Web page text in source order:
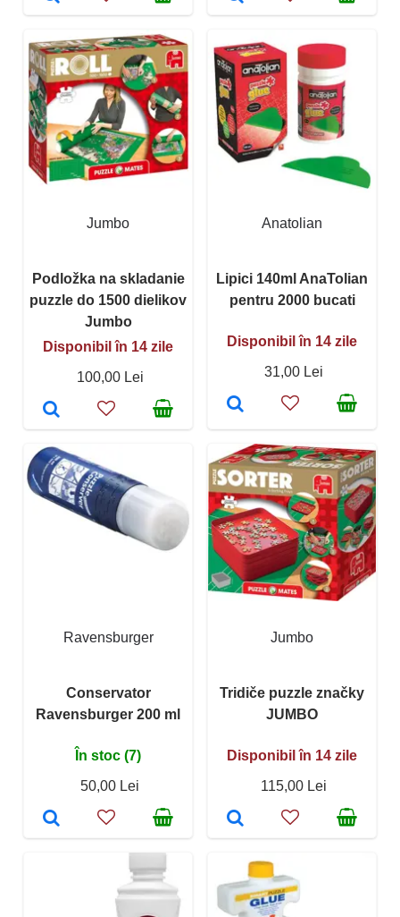
Jumbo
Podložka na skladanie
puzzle do 1500 dielikov
Jumbo
Disponibil în 14 zile
100,00 Lei
Anatolian
Lipici 140ml AnaTolian
pentru 2000 bucati
Disponibil în 14 zile
31,00 Lei
Ravensburger
Conservator
Ravensburger 200 ml
În stoc (7)
50,00 Lei
Jumbo
Tridiče puzzle značky
JUMBO
Disponibil în 14 zile
115,00 Lei